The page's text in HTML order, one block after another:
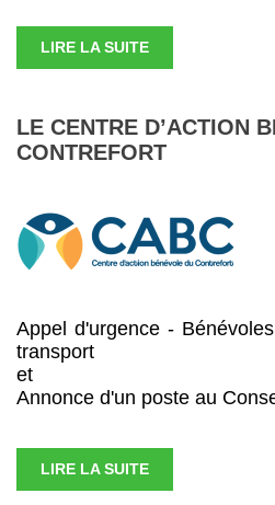
LIRE LA SUITE
LE CENTRE D’ACTION
CONTREFORT
Appel d'urgence -
transport
et
Annonce d'un poste au
LIRE LA SUITE